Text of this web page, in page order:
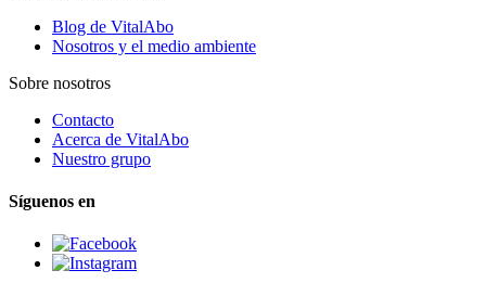
Blog de VitalAbo
Nosotros y el medio ambiente
Sobre nosotros
Contacto
Acerca de VitalAbo
Nuestro grupo
Síguenos en